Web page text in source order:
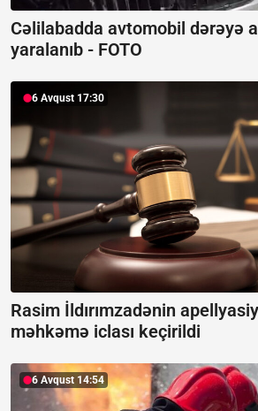
Cəlilabadda avtomobil dərəyə
yaralanıb - FOTO
6 Avqust 17:30
Rasim İldırımzadənin
məhkəmə iclası keçirildi
6 Avqust 14:54